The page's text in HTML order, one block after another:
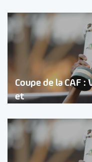
Coupe de la CAF :
et